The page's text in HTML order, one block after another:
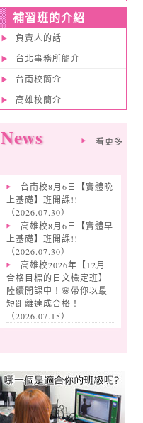
補習班的介紹
負責人的話
台北事務所簡介
台南校簡介
高雄校簡介
News 看更多
台南校8月6日【實體晩
上基礎】班開課!!
（2026.07.30）
高雄校8月6日【實體早
上基礎】班開課!!
（2026.07.30）
高雄校2026年【12月
合格目標的日文檢定班】
陸續開課中！🌸帶你以最
短距離達成合格！
（2026.07.15）